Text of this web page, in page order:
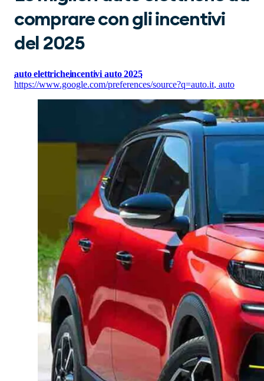
comprare con gli incentivi
del 2025
auto elettricheincentivi auto 2025
https://www.google.com/preferences/source?q=auto.it, auto